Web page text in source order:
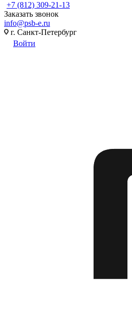
+7 (812) 309-21-13
Заказать звонок
info@psb-e.ru
г. Санкт-Петербург
Войти